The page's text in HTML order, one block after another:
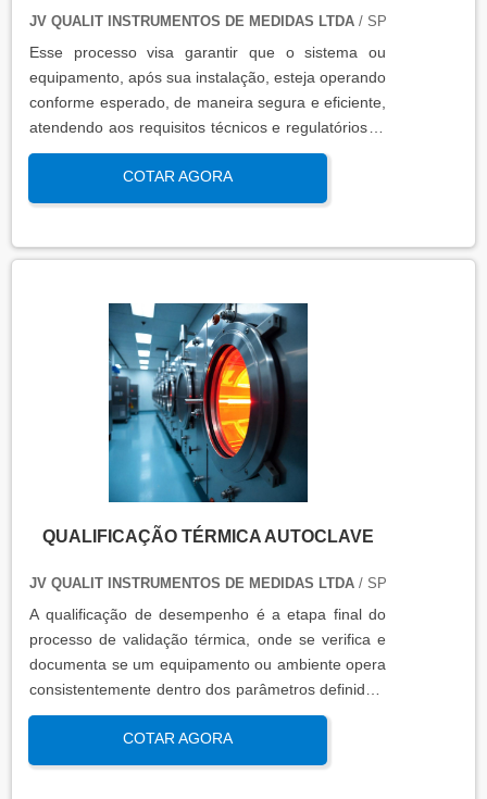
JV QUALIT INSTRUMENTOS DE MEDIDAS LTDA/ SP
Esse processo visa garantir que o sistema ou
equipamento, após sua instalação, esteja operando
conforme esperado, de maneira segura e eficiente,
atendendo aos requisitos técnicos e regulatórios. A
qualificação de operação é focada em verificar se o
sistema ou equipamento funciona dentro dos
parâmetros esperados em condições reais de
qualidade, produtividade e segurança no ambiente
COTAR AGORA
QUALIFICAÇÃO TÉRMICA AUTOCLAVE
JV QUALIT INSTRUMENTOS DE MEDIDAS LTDA/ SP
A qualificação de desempenho é a etapa final do
processo de validação térmica, onde se verifica e
documenta se um equipamento ou ambiente opera
consistentemente dentro dos parâmetros definidos,
sob condições reais de uso. Esta qualificação
assegura que os processos atendem aos requisitos
regulatórios e de qualidade, garantindo segurança
COTAR AGORA